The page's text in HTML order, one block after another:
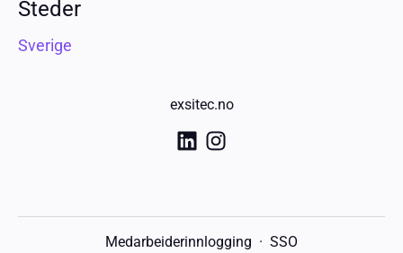
Steder
Sverige
exsitec.no
Medarbeiderinnlogging · SSO